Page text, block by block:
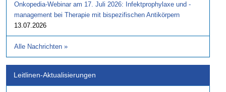
Onkopedia-Webinar am 17. Juli 2026: Infektprophylaxe und -
management bei Therapie mit bispezifischen Antikörpern
13.07.2026
Alle Nachrichten »
Leitlinen-Aktualisierungen